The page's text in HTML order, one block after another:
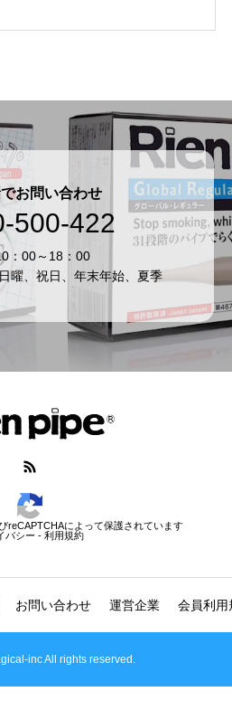
お問い合わせ
500-422
：00～18：00
曜、祝日、年末年始、夏季
reCAPTCHAによって保護されています
バシー - 利用規約
お問い合わせ 運営企業 会員利用
inc All rights reserved.